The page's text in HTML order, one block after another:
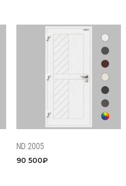
ND 2005
90 500₽